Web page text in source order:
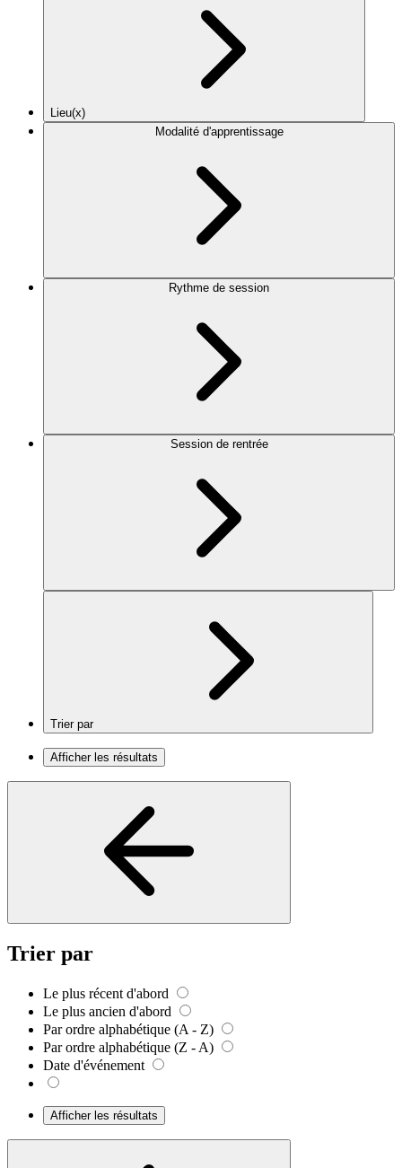
Lieu(x)
Modalité d'apprentissage
Rythme de session
Session de rentrée
Trier par
Afficher les résultats
Trier par
Le plus récent d'abord
Le plus ancien d'abord
Par ordre alphabétique (A - Z)
Par ordre alphabétique (Z - A)
Date d'événement
Afficher les résultats